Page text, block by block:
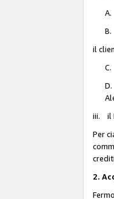
il
iii. il
Per
2.